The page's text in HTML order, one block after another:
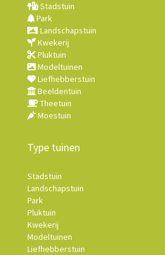
Stadstuin
Park
Landschapstuin
Kwekerij
Pluktuin
Modeltuinen
Liefhebberstuin
Beeldentuin
Theetuin
Moestuin
Type tuinen
Stadstuin
Landschapstuin
Park
Pluktuin
Kwekerij
Modeltuinen
Liefhebberstuin